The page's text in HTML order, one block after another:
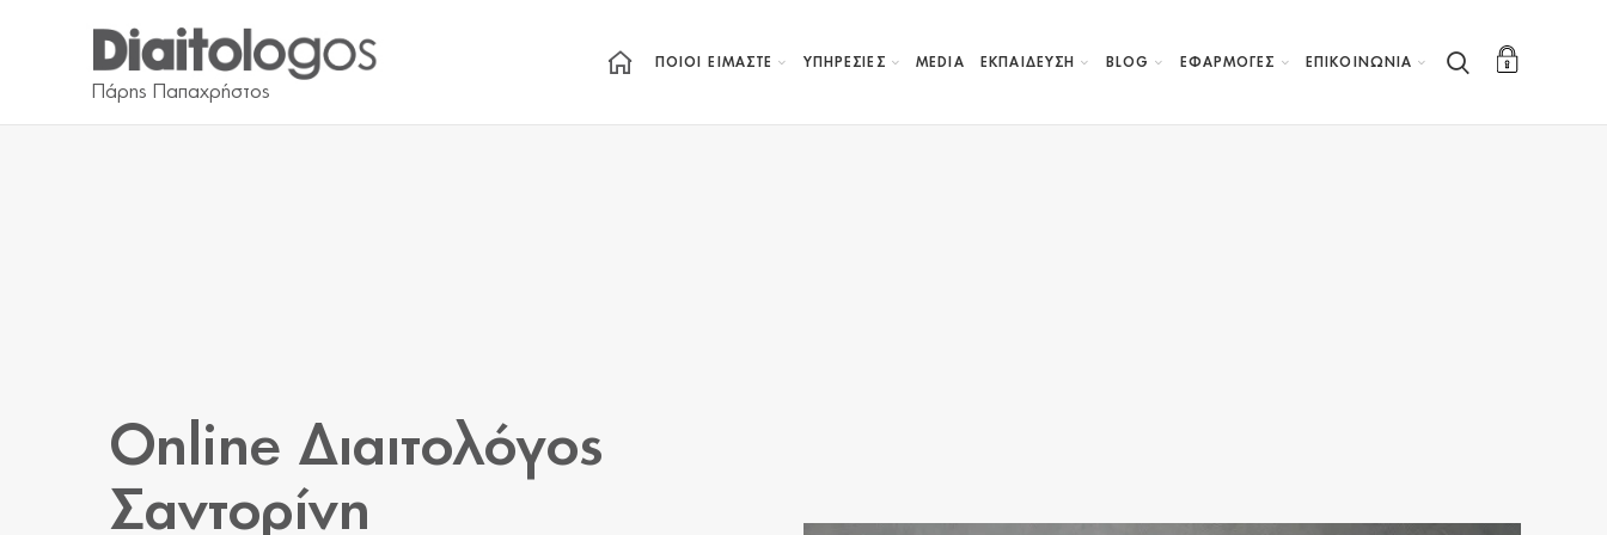
ΠΟΙΟΙ ΕΙΜΑΣΤΕ ΥΠΗΡΕΣΙΕΣ MEDIA ΕΚΠΑΊΔΕΥΣΗ BLOG ΕΦΑΡΜΟΓΕΣ ΕΠΙΚΟΙΝΩΝΙΑ
Online Διαιτολόγος
Σαντορίνη